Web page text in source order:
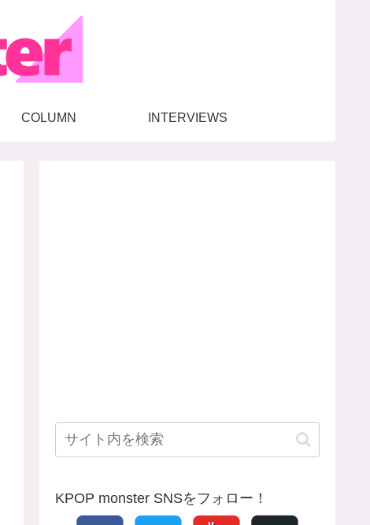
COLUMN INTERVIEWS
KPOP monster SNSをフォロー！